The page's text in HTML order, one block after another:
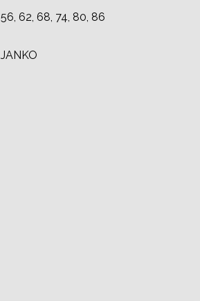
56, 62, 68, 74, 80, 86
JANKO